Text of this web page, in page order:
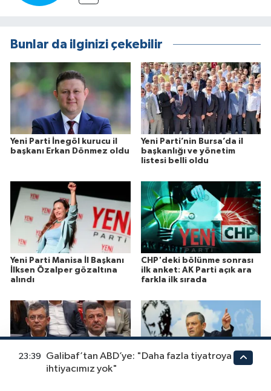
Bunlar da ilginizi çekebilir
Yeni Parti İnegöl kurucu il
başkanı Erkan Dönmez oldu
Yeni Parti’nin Bursa’da il
başkanlığı ve yönetim
listesi belli oldu
Yeni Parti Manisa İl Başkanı
İlksen Özalper gözaltına
alındı
CHP'deki bölünme sonrası
ilk anket: AK Parti açık ara
farkla ilk sırada
23:39
Galibaf’tan ABD’ye: "Daha fazla tiyatroya
ihtiyacımız yok"